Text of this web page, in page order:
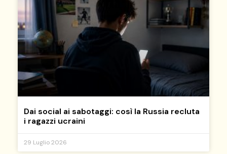
Dai social ai sabotaggi: così la Russia recluta
i ragazzi ucraini
29 Luglio 2026